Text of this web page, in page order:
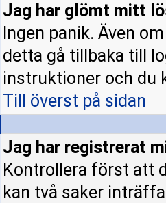
Jag har glömt mitt
Ingen panik. Även
detta gå tillbaka till
instruktioner och du
Till överst på sidan
Jag har registrerat
Kontrollera först att
kan två saker